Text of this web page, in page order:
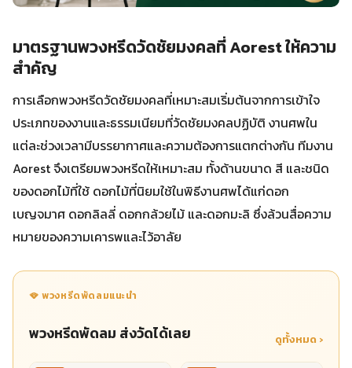
มาตรฐานพวงหรีดวัดชัยมงคลที่ Aorest ให้ความ
สำคัญ
การเลือกพวงหรีดวัดชัยมงคลที่เหมาะสมเริ่มต้นจากการเข้าใจ
ประเภทของงานและธรรมเนียมที่วัดชัยมงคลปฏิบัติ งานศพใน
แต่ละช่วงเวลามีบรรยากาศและความต้องการแตกต่างกัน ทีมงาน
Aorest จึงเตรียมพวงหรีดให้เหมาะสม ทั้งด้านขนาด สี และชนิด
ของดอกไม้ที่ใช้ ดอกไม้ที่นิยมใช้ในพิธีงานศพได้แก่ดอก
เบญจมาศ ดอกลิลลี่ ดอกกล้วยไม้ และดอกมะลิ ซึ่งล้วนสื่อความ
หมายของความเคารพและไว้อาลัย
🪭 พวงหรีดพัดลมแนะนำ
พวงหรีดพัดลม ส่งวัดได้เลย ดูทั้งหมด ›